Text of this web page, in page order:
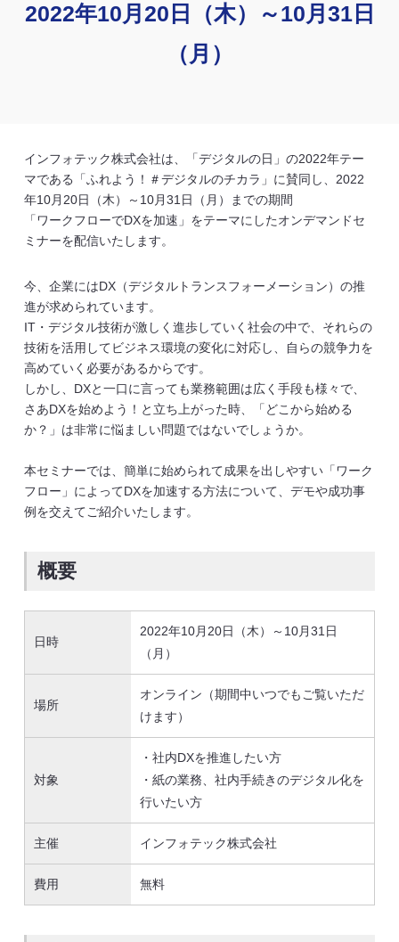
2022年10月20日（木）～10月31日
（月）
インフォテック株式会社は、「デジタルの日」の2022年テー
マである「ふれよう！＃デジタルのチカラ」に賛同し、2022
年10月20日（木）～10月31日（月）までの期間
「ワークフローでDXを加速」をテーマにしたオンデマンドセ
ミナーを配信いたします。
今、企業にはDX（デジタルトランスフォーメーション）の推
進が求められています。
IT・デジタル技術が激しく進歩していく社会の中で、それらの
技術を活用してビジネス環境の変化に対応し、自らの競争力を
高めていく必要があるからです。
しかし、DXと一口に言っても業務範囲は広く手段も様々で、
さあDXを始めよう！と立ち上がった時、「どこから始める
か？」は非常に悩ましい問題ではないでしょうか。
本セミナーでは、簡単に始められて成果を出しやすい「ワーク
フロー」によってDXを加速する方法について、デモや成功事
例を交えてご紹介いたします。
概要
日時
2022年10月20日（木）～10月31日
（月）
場所
オンライン（期間中いつでもご覧いただ
けます）
対象
・社内DXを推進したい方
・紙の業務、社内手続きのデジタル化を
行いたい方
主催 インフォテック株式会社
費用 無料